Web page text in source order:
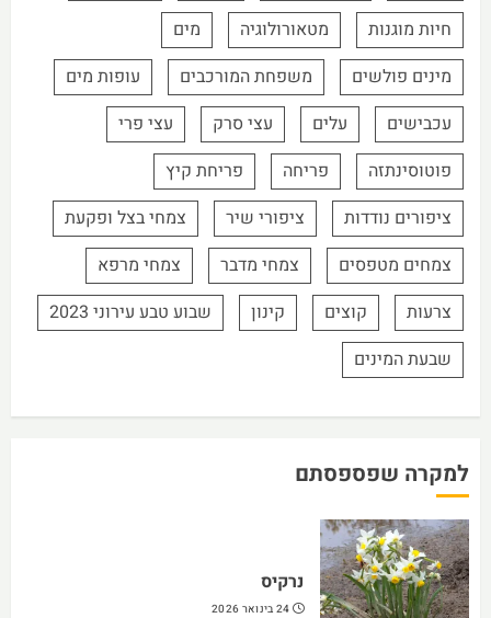
חיות מוגנות
מטאורולוגיה
מים
מינים פולשים
משפחת המורכבים
עופות מים
עכבישים
עלים עצי סרק
עצי פרי
פוטוסינתזה
פריחה
פריחת קיץ
ציפורים נודדות
ציפורי שיר
צמחי בצל ופקעת
צמחים מטפסים
צמחי מדבר
צמחי מרפא
צרעות
קוצים קינון
שבוע טבע עירוני 2023
שבעת המינים
למקרה שפספסתם
נרקיס
24 בינואר 2026